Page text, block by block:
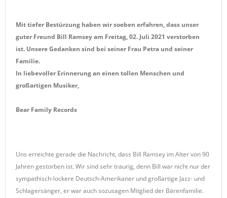
Mit tiefer Bestürzung haben wir soeben erfahren, dass unser
guter Freund Bill Ramsey am Freitag, 02. Juli 2021 verstorben
ist. Unsere Gedanken sind bei seiner Frau Petra und seiner
Familie.
In liebevoller Erinnerung an einen tollen Menschen und
großartigen Musiker,
Bear Family Records
Uns erreichte gerade die Nachricht, dass Bill Ramsey im Alter von 90
Jahren gestorben ist. Wir sind sehr traurig, denn Bill war nicht nur der
sympathisch-lockere Deutsch-Amerikaner und großartige Jazz- und
Schlagersänger, er war auch sozusagen Mitglied der Bärenfamilie.